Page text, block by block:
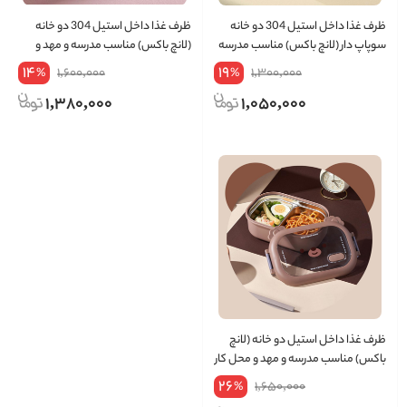
ظرف غذا داخل استیل 304 دو خانه
سوپاپ دار (لانچ باکس) مناسب مدرسه
1,300,000
19%
1,050,000
ظرف غذا داخل استیل 304 دو خانه
(لانچ باکس) مناسب مدرسه و مهد و
1,600,000
14%
1,380,000
ظرف غذا داخل استیل دو خانه (لانچ
باکس) مناسب مدرسه و مهد و محل کار
1,650,000
26%